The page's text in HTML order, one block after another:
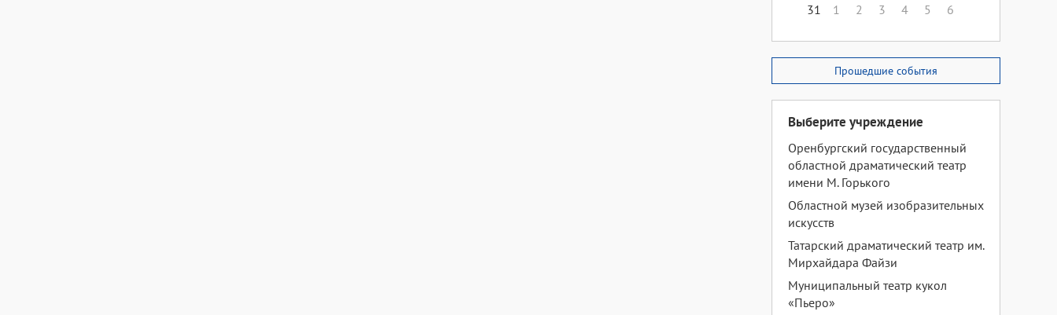
31
1 2 3 4 5 6
Прошедшие события
Выберите учреждение
Оренбургский государственный
областной драматический театр
имени М. Горького
Областной музей изобразительных
искусств
Татарский драматический театр им.
Мирхайдара Файзи
Муниципальный театр кукол
«Пьеро»